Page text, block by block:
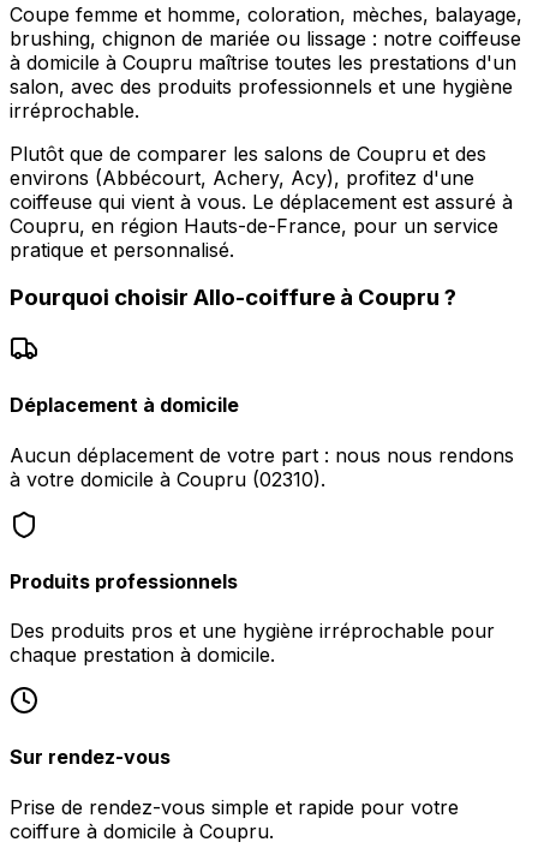
Coupe femme et homme, coloration, mèches, balayage,
brushing, chignon de mariée ou lissage : notre coiffeuse
à domicile à Coupru maîtrise toutes les prestations d'un
salon, avec des produits professionnels et une hygiène
irréprochable.
Plutôt que de comparer les salons de Coupru et des
environs (Abbécourt, Achery, Acy), profitez d'une
coiffeuse qui vient à vous. Le déplacement est assuré à
Coupru, en région Hauts-de-France, pour un service
pratique et personnalisé.
Pourquoi choisir Allo-coiffure à Coupru ?
Déplacement à domicile
Aucun déplacement de votre part : nous nous rendons
à votre domicile à Coupru (02310).
Produits professionnels
Des produits pros et une hygiène irréprochable pour
chaque prestation à domicile.
Sur rendez-vous
Prise de rendez-vous simple et rapide pour votre
coiffure à domicile à Coupru.